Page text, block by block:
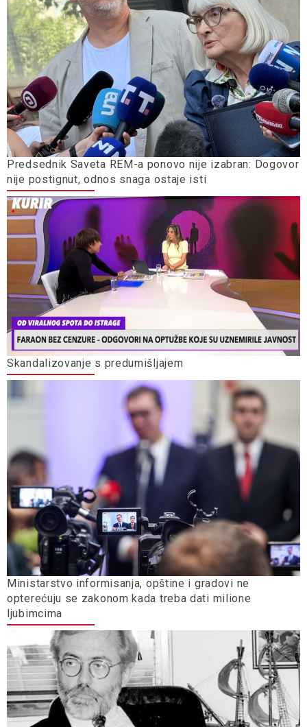
Predsednik Saveta REM-a ponovo nije izabran: Dogovor
nije postignut, odnos snaga ostaje isti
Skandalizovanje s predumišljajem
Ministarstvo informisanja, opštine i gradovi ne
opterećuju se zakonom kada treba dati milione
ljubimcima